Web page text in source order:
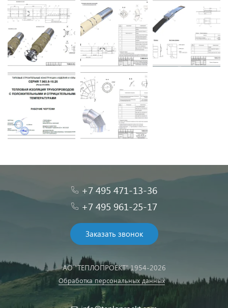
+7 495 471-13-36
+7 495 961-25-17
Заказать звонок
АО "ТЕПЛОПРОЕКТ" 1954-2026
Обработка персональных данных